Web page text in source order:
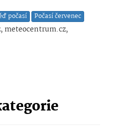
počasí Počasí červenec
meteocentrum.cz,